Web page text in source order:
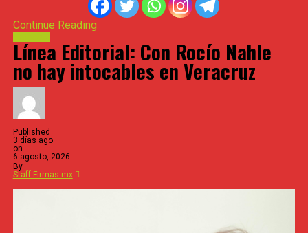
Continue Reading
Línea Editorial: Con Rocío Nahle
no hay intocables en Veracruz
Published
3 días ago
on
6 agosto, 2026
By
Staff Firmas.mx